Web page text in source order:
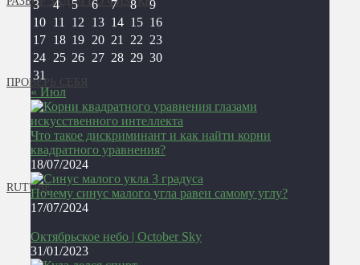
ПРОВЕРЬ СЕБЯ
RUTUBE
3
4 5 6 7 8
9
10 11 12 13 14 15 16
17 18 19 20 21 22 23
24 25 26 27 28 29 30
31
« Июл
Что такое дискриминант и как найти корни
квадратного уравнения?
18/07/2024
Почему синус малого угла равен самому углу?
17/07/2024
Октябрьское небо | October Sky
31/01/2023